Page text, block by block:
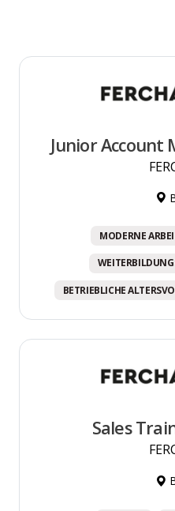
Junior Account
MODERNE
BETRIEBLICHE
Sales